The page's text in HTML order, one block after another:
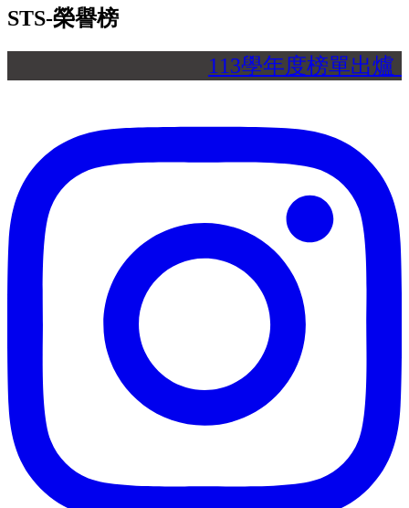
STS-榮譽榜
113學年度榜單出爐